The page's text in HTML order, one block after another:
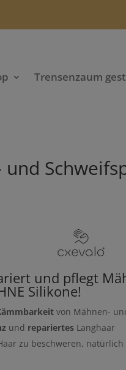
Trensenzaum
und
und pflegt
Silikone!
von Mähnen-
und repariertesLanghaar
zu beschweren, natürlich